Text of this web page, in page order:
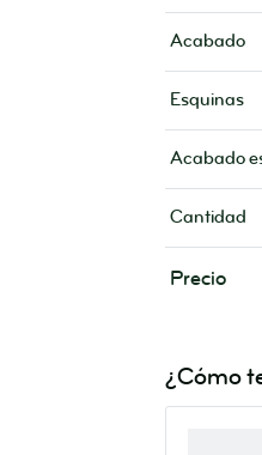
Acabado
Esquinas
Acabado
Cantidad
Precio
¿Cómo